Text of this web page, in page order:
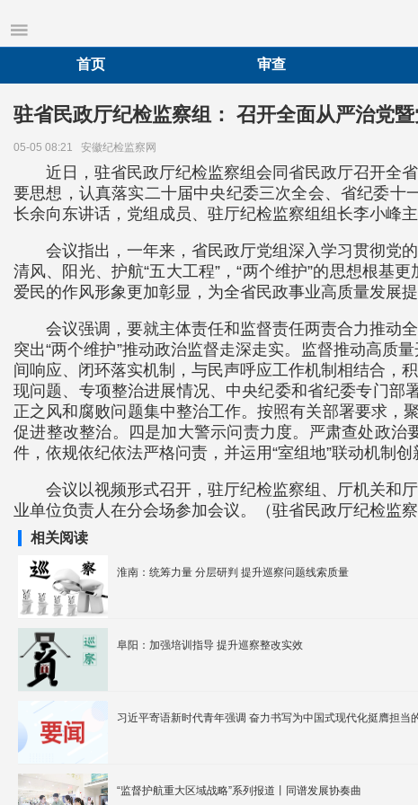
首页
审查
驻省民政厅纪检监察组： 召开全面从严治党
05-05 08:21 安徽纪检监察网
近日，驻省民政厅纪检监察组会同省民政厅召开全
要思想，认真落实二十届中央纪委三次全会、省纪委
长余向东讲话，党组成员、驻厅纪检监察组组长李小峰
会议指出，一年来，省民政厅党组深入学习贯彻党
清风、阳光、护航“五大工程”，“两个维护”的思想根基
爱民的作风形象更加彰显，为全省民政事业高质量发展提
会议强调，要就主体责任和监督责任两责合力推动
突出“两个维护”推动政治监督走深走实。监督推动高质
间响应、闭环落实机制，与民声呼应工作机制相结合，
现问题、专项整治进展情况、中央纪委和省纪委专门部
正之风和腐败问题集中整治工作。按照有关部署要求，
促进整改整治。四是加大警示问责力度。严肃查处政
件，依规依纪依法严格问责，并运用“室组地”联动机制
会议以视频形式召开，驻厅纪检监察组、厅机关和
业单位负责人在分会场参加会议。（驻省民政厅纪检监察
相关阅读
淮南：统筹力量 分层研判 提升巡察问题线索质量
阜阳：加强培训指导 提升巡察整改实效
习近平寄语新时代青年强调 奋力书写为中国式现代化挺膺担当
“监督护航重大区域战略”系列报道丨同谱发展协奏曲